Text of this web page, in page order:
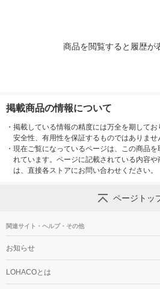
商品を閲覧すると履歴が
掲載商品の情報について
・ 掲載している情報の精度には万全を期してお
安全性、有用性を保証するものではありませ
・ 現在ご覧になっているページは、この商品
れています。ページに記載されている内容
は、直接各ストアにお問い合わせください。
ページトッ
関連サイト・ヘルプ・その他
お知らせ
LOHACOとは